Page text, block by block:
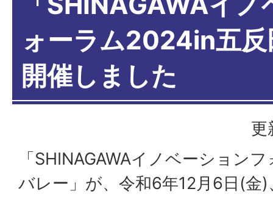
ォーラム2024in五反
開催しました
更
「SHINAGAWAイノベーション
バレー」が、令和6年12月6日(金